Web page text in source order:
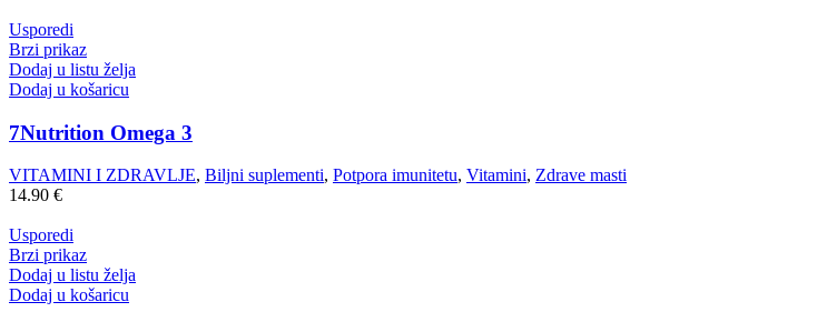
Usporedi
Brzi prikaz
Dodaj u listu želja
Dodaj u košaricu
7Nutrition Omega 3
VITAMINI I ZDRAVLJE, Biljni suplementi, Potpora imunitetu, Vitamini, Zdrave masti
14.90 €
Usporedi
Brzi prikaz
Dodaj u listu želja
Dodaj u košaricu